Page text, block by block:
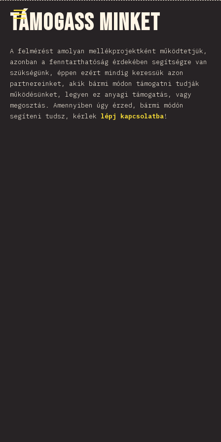
Menü megnyitása
Támogass minket
A felmérést amolyan mellékprojektként működtetjük,
azonban a fenntarthatóság érdekében segítségre van
szükségünk, éppen ezért mindig keressük azon
partnereinket, akik bármi módon támogatni tudják
működésünket, legyen ez anyagi támogatás, vagy
megosztás. Amennyiben úgy érzed, bármi módón
segíteni tudsz, kérlek lépj kapcsolatba!